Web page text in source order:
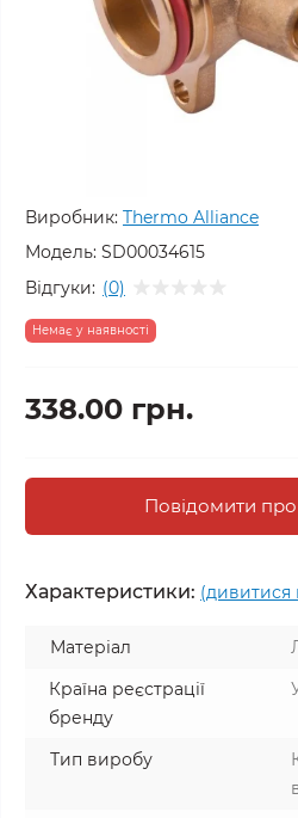
Виробник: Thermo Alliance
Модель: SD00034615
Відгуки: (0)
Немає у наявності
338.00 грн.
Повідомити про
Характеристики: (дивитися
Матеріал
Країна реєстрації
бренду
Тип виробу